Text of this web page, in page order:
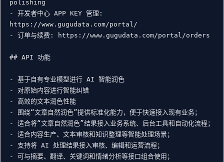
polishing
- 开发者中心 APP KEY 管理:
https://www.gugudata.com/portal/
- 订单与续费: https://www.gugudata.com/portal/orders
## API 功能
- 基于自有专业模型进行 AI 智能润色
- 对原始内容进行智能纠错
- 高效的文本润色性能
- 围绕“文章自然润色”提供标准化能力，便于快速接入现有业务；
- 适合将“文章自然润色”结果接入业务系统、后台工具和自动化流程；
- 适合内容生产、文本审核和知识整理等智能处理场景；
- 支持将 AI 处理结果接入审核、编辑和运营流程；
- 可与摘要、翻译、关键词和情绪分析等接口组合使用；